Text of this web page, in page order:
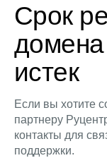
Срок
истек
Если вы хотите
партнеру
контакты для
поддержки.